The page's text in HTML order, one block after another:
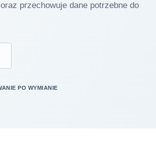
przechowuje dane potrzebne do
PO WYMIANIE